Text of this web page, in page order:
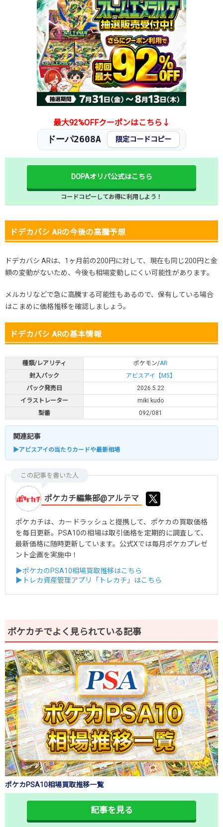
最大92%OFFクーポンはこちら↓
ドーパ2608A 限定コードコピー
DOPAオリパ公式はこちら
コードコピーしてお得に利用しよう！
ドデカバシ ARの今後の高騰予想
ドデカバシ ARは、1ヶ月前の200円に対して、現在も同じ200円と金
額の変動がないため、今後も相場変動しにくい可能性があります。
メルカリなどで急に高騰する可能性もあるので、保有している場合
はこまめに価格推移を確認しましょう。
ドデカバシ ARの基本情報
種類/レアリティ ポケモン/AR
封入パック
アビスアイ【M5】
パック発売日
2026.5.22
イラストレーター
miki kudo
型番
092/081
関連記事
▶アビスアイの当たりカードや最新相場
この記事を書いた人
ポケカチ編集部@アルテマ
ポケカチは、カードラッシュと提携して、ポケカの買取価格
を毎日更新。PSA10の相場は取引価格を定期的に調査して、
最新価格に随時更新しています。公式Xでは毎月ポケカプレゼ
ント企画を実施中！
▶ポケカのPSA10相場買取推移はこちら
▶トレカ資産管理アプリ「トレカチ」はこちら
ポケカチでよく見られている記事
ポケカPSA10相場買取推移一覧
記事を見る